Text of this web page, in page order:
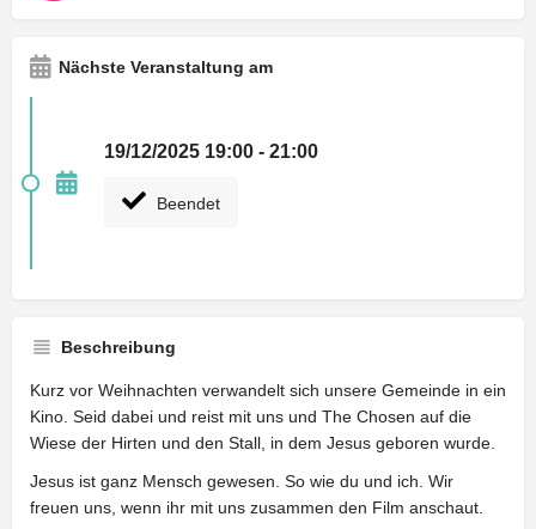
Nächste Veranstaltung am
19/12/2025 19:00 - 21:00
Beendet
Beschreibung
Kurz vor Weihnachten verwandelt sich unsere Gemeinde in ein
Kino. Seid dabei und reist mit uns und The Chosen auf die
Wiese der Hirten und den Stall, in dem Jesus geboren wurde.
Jesus ist ganz Mensch gewesen. So wie du und ich. Wir
freuen uns, wenn ihr mit uns zusammen den Film anschaut.